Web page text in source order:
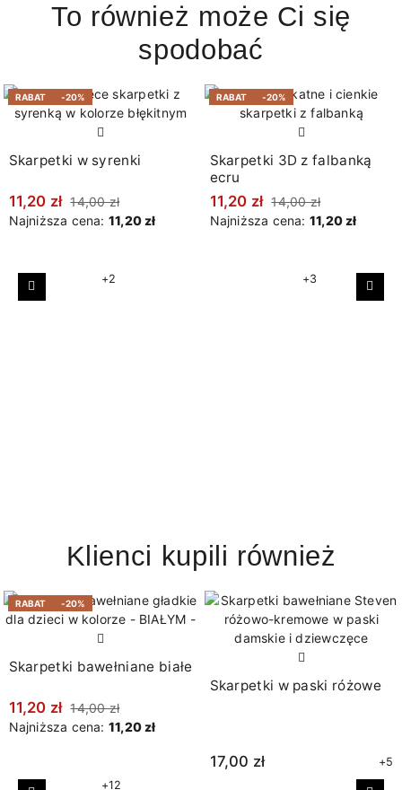
To również może Ci się
spodobać
RABAT -20%
Skarpetki w syrenki
11,20 zł 14,00 zł
Najniższa cena: 11,20 zł
+2
RABAT -20%
Skarpetki 3D z falbanką
ecru
11,20 zł 14,00 zł
Najniższa cena: 11,20 zł
+3
Poprzedni
Klienci kupili również
RABAT -20%
Skarpetki bawełniane białe
11,20 zł 14,00 zł
Najniższa cena: 11,20 zł
+12
Skarpetki w paski różowe
17,00 zł +5